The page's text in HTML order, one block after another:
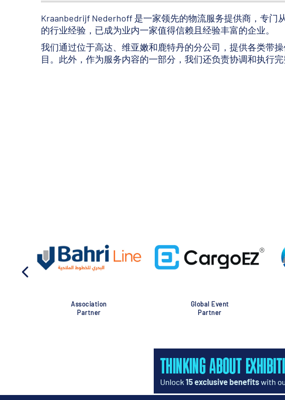
Kraanbedrijf Nederhoff 是一家领先的物流服务提供商，专门
的行业经验，已成为业内一家值得信赖且经验丰富的企业。
我们通过位于高达、维亚嫩和鹿特丹的分公司，提供各类带
目。此外，作为服务内容的一部分，我们还负责协调和执行完
Association
Partner
Global Event
Partner